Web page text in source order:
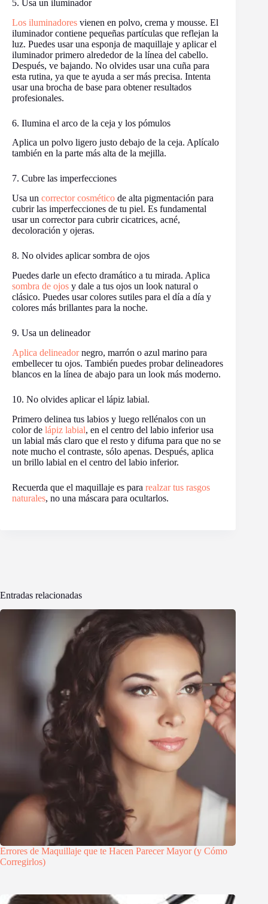
5. Usa un iluminador
Los iluminadores vienen en polvo, crema y mousse. El
iluminador contiene pequeñas partículas que reflejan la
luz. Puedes usar una esponja de maquillaje y aplicar el
iluminador primero alrededor de la línea del cabello.
Después, ve bajando. No olvides usar una cuña para
esta rutina, ya que te ayuda a ser más precisa. Intenta
usar una brocha de base para obtener resultados
profesionales.
6. Ilumina el arco de la ceja y los pómulos
Aplica un polvo ligero justo debajo de la ceja. Aplícalo
también en la parte más alta de la mejilla.
7. Cubre las imperfecciones
Usa un corrector cosmético de alta pigmentación para
cubrir las imperfecciones de tu piel. Es fundamental
usar un corrector para cubrir cicatrices, acné,
decoloración y ojeras.
8. No olvides aplicar sombra de ojos
Puedes darle un efecto dramático a tu mirada. Aplica
sombra de ojos y dale a tus ojos un look natural o
clásico. Puedes usar colores sutiles para el día a día y
colores más brillantes para la noche.
9. Usa un delineador
Aplica delineadornegro, marrón o azul marino para
embellecer tu ojos. También puedes probar delineadores
blancos en la línea de abajo para un look más moderno.
10. No olvides aplicar el lápiz labial.
Primero delinea tus labios y luego rellénalos con un
color de lápiz labial, en el centro del labio inferior usa
un labial más claro que el resto y difuma para que no se
note mucho el contraste, sólo apenas. Después, aplica
un brillo labial en el centro del labio inferior.
Recuerda que el maquillaje es para realzar tus rasgos
naturales, no una máscara para ocultarlos.
Entradas relacionadas
Errores de Maquillaje que te Hacen Parecer Mayor (y Cómo
Corregirlos)